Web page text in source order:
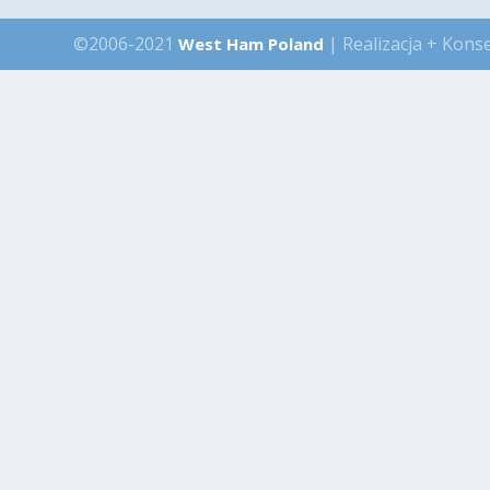
©2006-2021West Ham Poland | Realizacja +